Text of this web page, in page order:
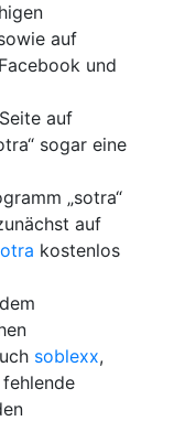
auf
und
auf
sogar eine
„sotra“
auf
kostenlos
soblexx,